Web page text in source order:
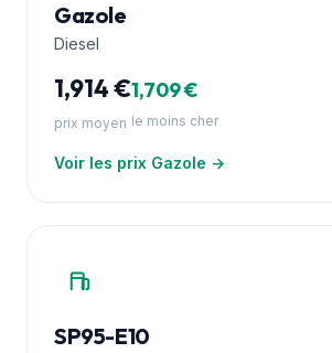
Gazole
Diesel
1,914 €
prix moyen
1,709 €
le moins cher
Voir les prix Gazole →
SP95-E10